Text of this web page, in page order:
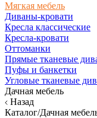
Мягкая мебель
Диваны-кровати
Кресла классические
Кресла-кровати
Оттоманки
Прямые тканевые
Пуфы и банкетки
Угловые тканевые
Дачная мебель
Назад
Каталог/Дачная